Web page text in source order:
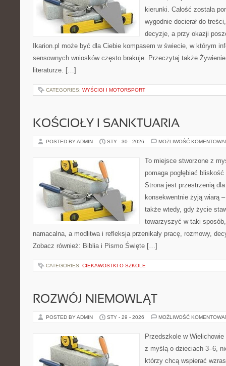
kierunki. Całość została
wygodnie docierał do
decyzje, a przy okazji
Ikarion.pl może być dla Ciebie kompasem w świecie, w którym
sensownych wniosków często brakuje. Przeczytaj także
literaturze. […]
CATEGORIES: WYŚCIGI I MOTORSPORT
KOŚCIOŁY I SANKTUARIA
POSTED BY ADMIN STY - 30 - 2026 MOŻLIWOŚĆ
To miejsce stworzone z
pomaga pogłębiać
Strona jest przestrzenią
konsekwentnie żyją wiarą
także wtedy, gdy życie
towarzyszyć w taki
namacalna, a modlitwa i refleksja przenikały pracę, rozmowy,
Zobacz również: Biblia i Pismo Święte […]
CATEGORIES: CIEKAWOSTKI O SZKOLE
ROZWÓJ NIEMOWLĄT
POSTED BY ADMIN STY - 29 - 2026 MOŻLIWOŚĆ
Przedszkole w
z myślą o dzieciach 3–6,
którzy chcą wspierać